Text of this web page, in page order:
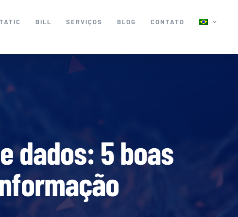
TATIC BILL SERVIÇOS BLOG CONTATO
dados: 5 boas